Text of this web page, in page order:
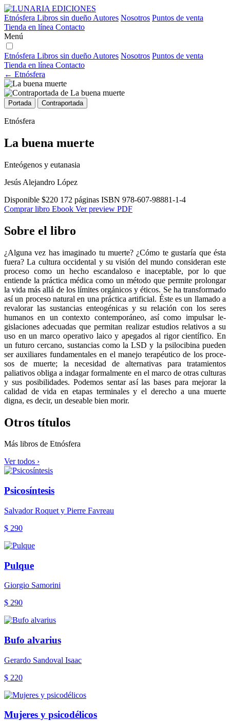
Etnósfera Libros sin dueño Autores Nosotros Puntos de venta
Tienda en línea Contacto
Menú
Etnósfera Libros sin dueño Autores Nosotros Puntos de venta
Tienda en línea Contacto
← Etnósfera
Portada Contraportada
Etnósfera
La buena muerte
Enteógenos y eutanasia
Jesús Alejandro López
Disponible $220 172 páginas ISBN 978-607-98881-1-4
Comprar libro Ebook Ver preview PDF
Sobre el libro
¿Alguna vez has imaginado tu muerte? ¿Cómo te gus­taría que ésta
fuera? La cultura occidental y su visión del mundo consideran este
proceso como un hecho escandaloso e inaceptable, por lo que
entiende la prác­tica médica como un método que permite prolongar
la vida más allá de los límites orgánicos y éticos. Se ha transformado
así un proceso natural en una práctica artificial. Éste es un llamado a
revalorar las sustancias enteogénicas y su relación con los seres
humanos en un contexto contemporáneo, así como impulsar le­
gislaciones adecuadas que permitan realizar estudios relativos a su
uso en un marco operativo laico y ape­gados al rigor científico. En
un futuro cercano, sustan­cias como la LSD y la psilocibina pueden
ser auxiliares fundamentales en el manejo terapéutico de los proce­
sos de muerte; la necesidad de alternativas para trata­mientos
paliativos obliga a indagar formalmente en el marco de otras culturas
y sus posibilidades. Podemos sentar así las bases para mejorar la
calidad de vida en etapas terminales y el derecho a una muerte
digna, es decir, un deseable bien morir.
Otros títulos
Más libros de Etnósfera
Ver todos ›
Psicosíntesis
Salvador Roquet y Pierre Favreau
$ 290
Pulque
Giorgio Samorini
$ 290
Bufo alvarius
Gerardo Sandoval Isaac
$ 220
Mujeres y psicodélicos